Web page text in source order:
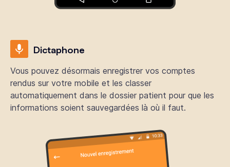
Dictaphone
Vous pouvez désormais enregistrer vos comptes
rendus sur votre mobile et les classer
automatiquement dans le dossier patient pour que les
informations soient sauvegardées là où il faut.